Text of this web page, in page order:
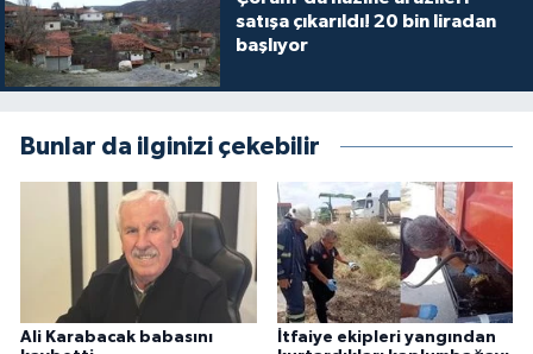
satışa çıkarıldı! 20 bin liradan
başlıyor
Bunlar da ilginizi çekebilir
Ali Karabacak babasını
İtfaiye ekipleri yangından